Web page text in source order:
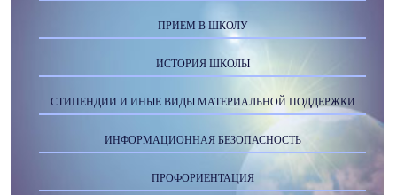
ПРИЕМ В ШКОЛУ
ИСТОРИЯ ШКОЛЫ
СТИПЕНДИИ И ИНЫЕ ВИДЫ МАТЕРИАЛЬНОЙ ПОДДЕРЖКИ
ИНФОРМАЦИОННАЯ БЕЗОПАСНОСТЬ
ПРОФОРИЕНТАЦИЯ